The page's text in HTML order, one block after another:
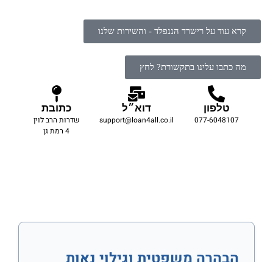
קרא עוד על רישרד הננפלד - והשירות שלנו
מה כתבו עלינו בתקשורת? לחץ
טלפון
077-6048107
דוא״ל
support@loan4all.co.il
כתובת
שדרות הרב לוין
4 רמת גן